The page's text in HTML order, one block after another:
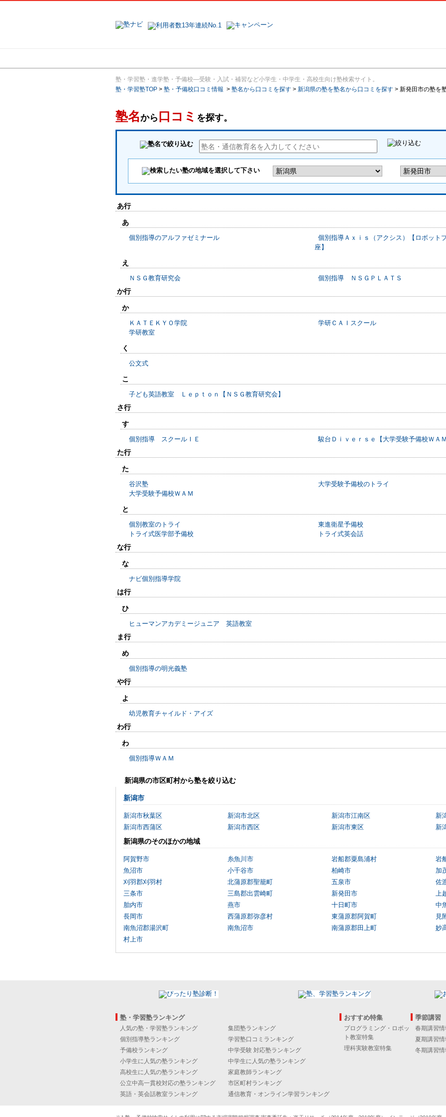
塾・学習塾・進学塾・予備校―受験・入試・補習など小学生・中学生・高校生向け塾検索サイト。
塾・学習塾TOP > 塾・予備校口コミ情報 > 塾名から口コミを探す > 新潟県の塾を塾名から口コミを探す > 新発田市の塾を
塾名から 口コミ を探す。
あ行
あ
個別指導のアルファゼミナール
個別指導Ａｘｉｓ（アクシス）【ロボット
座】
え
ＮＳＧ教育研究会 個別指導 ＮＳＧＰＬＡＴＳ
か行
か
ＫＡＴＥＫＹＯ学院
学研ＣＡＩスクール
学研教室
く
公文式
こ
子ども英語教室 Ｌｅｐｔｏｎ【ＮＳＧ教育研究会】
さ行
す
個別指導 スクールＩＥ 駿台Ｄｉｖｅｒｓｅ【大学受験予備校ＷＡＭ
た行
た
谷沢塾
大学受験予備校のトライ
大学受験予備校ＷＡＭ
と
個別教室のトライ
東進衛星予備校
トライ式医学部予備校
トライ式英会話
な行
な
ナビ個別指導学院
は行
ひ
ヒューマンアカデミージュニア 英語教室
ま行
め
個別指導の明光義塾
や行
よ
幼児教育チャイルド・アイズ
わ行
わ
個別指導ＷＡＭ
新潟県の市区町村から塾を絞り込む
新潟市
新潟市秋葉区 新潟市北区 新潟市江南区
新
新潟市西蒲区
新潟市西区 新潟市東区 新
新潟県のそのほかの地域
阿賀野市 糸魚川市 岩船郡粟島浦村
岩
魚沼市
小千谷市 柏崎市
加
刈羽郡刈羽村
北蒲原郡聖籠町 五泉市
佐
三条市
三島郡出雲崎町 新発田市
上
胎内市
燕市 十日町市
中
長岡市
西蒲原郡弥彦村 東蒲原郡阿賀町
見
南魚沼郡湯沢町
南魚沼市 南蒲原郡田上町
妙
村上市
塾・学習塾ランキング
人気の塾・学習塾ランキング
集団塾ランキング
個別指導塾ランキング
学習塾口コミランキング
予備校ランキング
中学受験 対応塾ランキング
小学生に人気の塾ランキング
中学生に人気の塾ランキング
高校生に人気の塾ランキング
家庭教師ランキング
公立中高一貫校対応の塾ランキング
市区町村ランキング
英語・英会話教室ランキング
通信教育・オンライン学習ランキング
おすすめ特集
プログラミング・ロボッ
ト教室特集
理科実験教室特集
季節講習
春期講習情
夏期講習情
冬期講習情